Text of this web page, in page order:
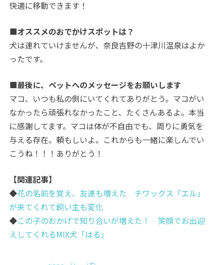
快適に移動できます！
■オススメのおでかけスポットは？
犬は連れていけませんが、奈良吉野の十津川温泉はよか
ったです。
■最後に、ペットへのメッセージをお願いします
マコ、いつも私の側にいてくれてありがとう。マコがい
なかったら頑張れなかったこと、たくさんあるよ。本当
に感謝してます。マコは体が不自由でも、周りに勇気を
与える存在。頼もしいよ。これからも一緒に楽しんでい
こうね！！！ありがとう！
【関連記事】
◆花の名前を覚え、友達も増えた チワックス「エル」
が来てくれて飼い主も変化
◆この子のおかげで知り合いが増えた！ 笑顔でお出迎
えしてくれるMIX犬「はる」